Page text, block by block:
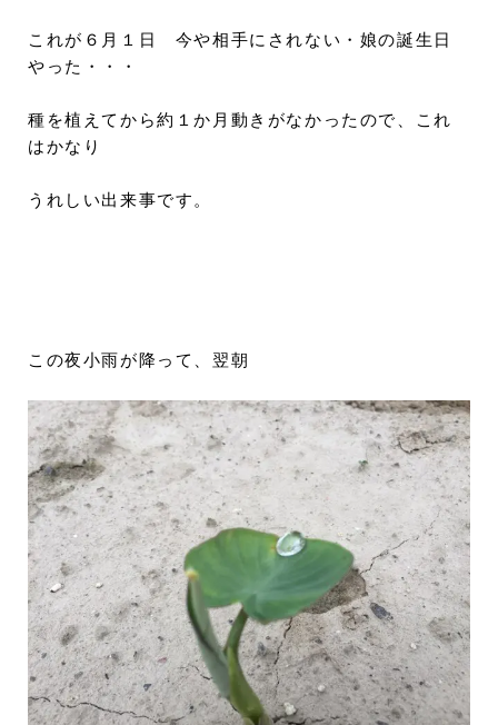
これが６月１日 今や相手にされない・娘の誕生日
やった・・・
種を植えてから約１か月動きがなかったので、これ
はかなり
うれしい出来事です。
この夜小雨が降って、翌朝